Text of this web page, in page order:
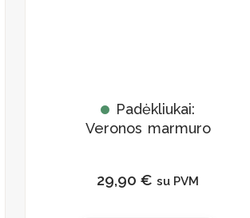
Padėkliukai:
Veronos marmuro
29,90 € su PVM